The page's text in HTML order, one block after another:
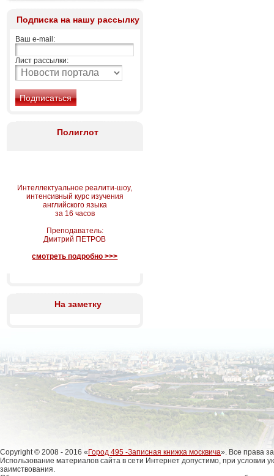
Подписка на нашу рассылку
Ваш e-mail:
Лист рассылки:
Полиглот
Интеллектуальное реалити-шоу,
интенсивный курс изучения
английского языка
за 16 часов
Преподаватель:
Дмитрий ПЕТРОВ
смотреть подробно >>>
На заметку
Copyright © 2008 - 2016 « Город 495 -Записная книжка москвича». Все права
Использование материалов сайта в сети Интернет допустимо, при условии
заимствования.